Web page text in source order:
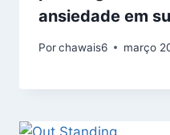
ansiedade em
Porchawais6 março